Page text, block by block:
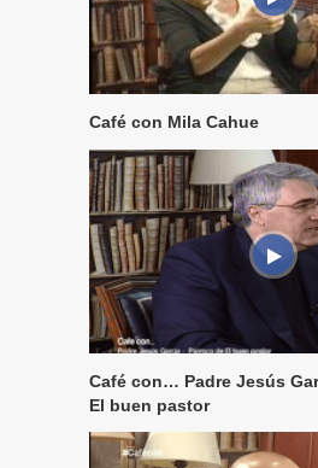
Café con Mila Cahue
Café con… Padre Jesús
El buen pastor